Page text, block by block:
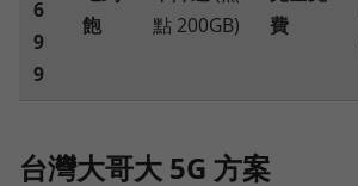
6
9
9
飽
點 200GB)
費
台灣大哥大 5G 方案